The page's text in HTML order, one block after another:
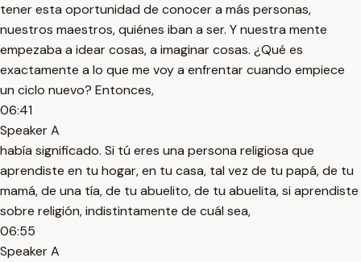
tener esta oportunidad de conocer a más personas,
nuestros maestros, quiénes iban a ser. Y nuestra mente
empezaba a idear cosas, a imaginar cosas. ¿Qué es
exactamente a lo que me voy a enfrentar cuando empiece
un ciclo nuevo? Entonces,
06:41
Speaker A
había significado. Si tú eres una persona religiosa que
aprendiste en tu hogar, en tu casa, tal vez de tu papá, de tu
mamá, de una tía, de tu abuelito, de tu abuelita, si aprendiste
sobre religión, indistintamente de cuál sea,
06:55
Speaker A